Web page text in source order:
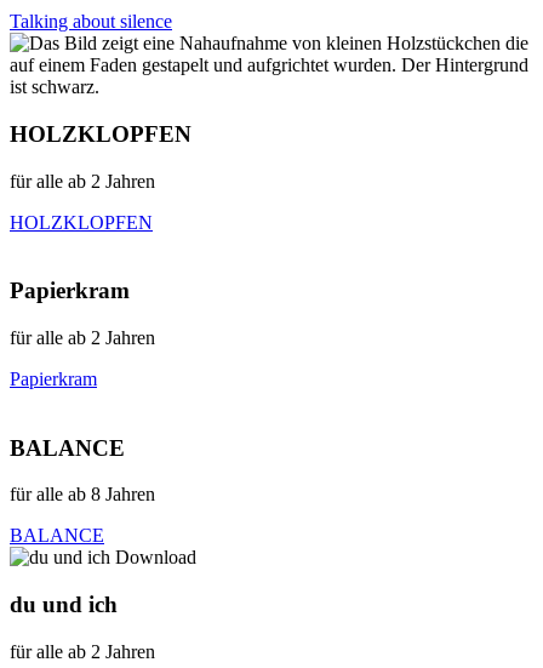
Talking about silence
HOLZKLOPFEN
für alle ab 2 Jahren
HOLZKLOPFEN
Papierkram
für alle ab 2 Jahren
Papierkram
BALANCE
für alle ab 8 Jahren
BALANCE
du und ich
für alle ab 2 Jahren